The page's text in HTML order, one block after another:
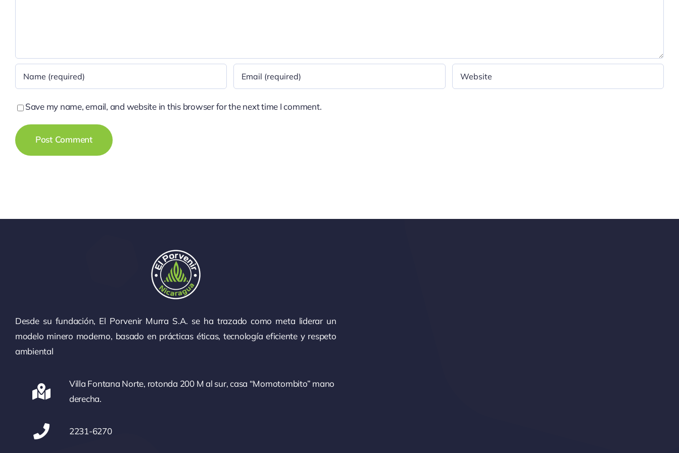
Save my name, email, and website in this browser for the next time I comment.
Desde su fundación, El Porvenir Murra S.A. se ha trazado como meta liderar un
modelo minero moderno, basado en prácticas éticas, tecnología eficiente y respeto
ambiental
Villa Fontana Norte, rotonda 200 M al sur, casa “Momotombito” mano
derecha.
2231-6270